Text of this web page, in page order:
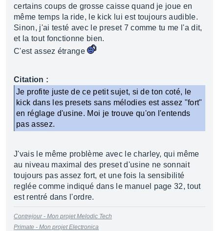
certains coups de grosse caisse quand je joue en
même temps la ride, le kick lui est toujours audible.
Sinon, j'ai testé avec le preset 7 comme tu me l'a dit,
et la tout fonctionne bien.
C'est assez étrange
Citation :
Je profite juste de ce petit sujet, si de ton coté, le
kick dans les presets sans mélodies est assez "fort"
en réglage d'usine. Moi je trouve qu'on l'entends
pas assez.
J'vais le même problème avec le charley, qui même
au niveau maximal des preset d'usine ne sonnait
toujours pas assez fort, et une fois la sensibilité
reglée comme indiqué dans le manuel page 32, tout
est rentré dans l'ordre.
Contrejour - Mon projet Melodic Tech
Primate - Mon projet Electronica